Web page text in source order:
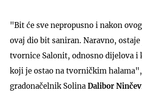
"Bit će sve nepropusno i nakon
ovaj dio bit saniran. Naravno,
tvornice Salonit, odnosno dijelova i
koji je ostao na tvorničkim
gradonačelnik Solina Dalibor